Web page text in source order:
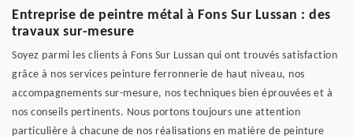
Entreprise de peintre métal à Fons Sur Lussan : des
travaux sur-mesure
Soyez parmi les clients à Fons Sur Lussan qui ont trouvés satisfaction
grâce à nos services peinture ferronnerie de haut niveau, nos
accompagnements sur-mesure, nos techniques bien éprouvées et à
nos conseils pertinents. Nous portons toujours une attention
particulière à chacune de nos réalisations en matière de peinture